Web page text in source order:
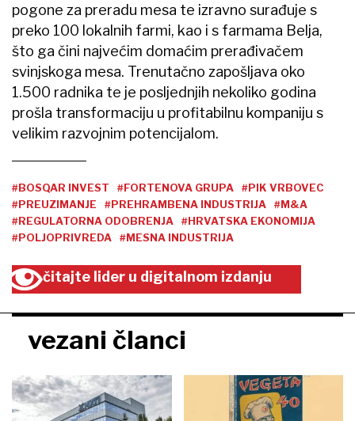
pogone za preradu mesa te izravno surađuje s
preko 100 lokalnih farmi, kao i s farmama Belja,
što ga čini najvećim domaćim prerađivačem
svinjskoga mesa. Trenutačno zapošljava oko
1.500 radnika te je posljednjih nekoliko godina
prošla transformaciju u profitabilnu kompaniju s
velikim razvojnim potencijalom.
#BOSQAR INVEST #FORTENOVA GRUPA
#PIK VRBOVEC
#PREUZIMANJE
#PREHRAMBENA INDUSTRIJA
#M&A
#REGULATORNA ODOBRENJA
#HRVATSKA EKONOMIJA
#POLJOPRIVREDA
#MESNA INDUSTRIJA
čitajte lider u digitalnom izdanju
vezani članci